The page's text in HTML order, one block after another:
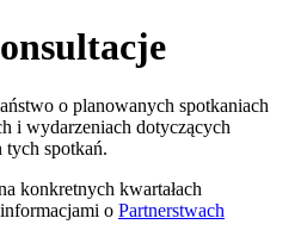
o planowanych spotkaniach
i wydarzeniach dotyczących
spotkań.
konkretnych kwartałach
o Partnerstwach